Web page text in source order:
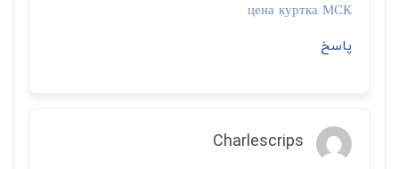
цена куртка МСК
پاسخ
Charlescrips